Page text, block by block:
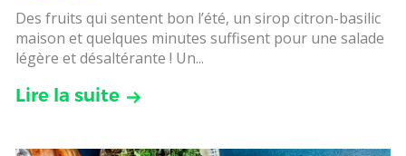
Des fruits qui sentent bon l’été, un sirop citron-basilic
maison et quelques minutes suffisent pour une salade
légère et désaltérante ! Un...
Lire la suite